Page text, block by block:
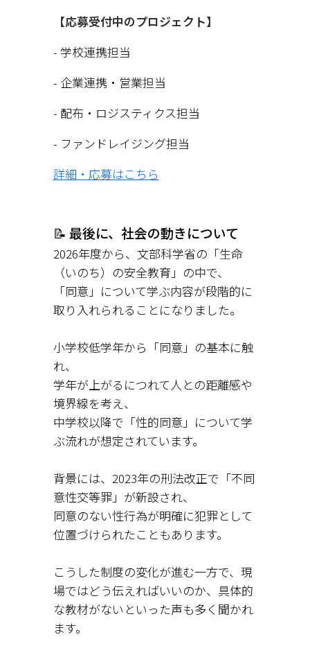
【応募受付中のプロジェクト】
- 学校連携担当
- 企業連携・営業担当
- 配布・ロジスティクス担当
- ファンドレイジング担当
詳細・応募はこちら
📝 最後に、社会の動きについて
2026年度から、文部科学省の「生命
（いのち）の安全教育」の中で、
「同意」について学ぶ内容が段階的に
取り入れられることになりました。
小学校低学年から「同意」の基本に触
れ、
学年が上がるにつれて人との距離感や
境界線を考え、
中学校以降で「性的同意」について学
ぶ流れが想定されています。
背景には、2023年の刑法改正で「不同
意性交等罪」が新設され、
同意のない性行為が明確に犯罪として
位置づけられたこともあります。
こうした制度の変化が進む一方で、現
場ではどう伝えればいいのか、具体的
な教材がないといった声も多く聞かれ
ます。